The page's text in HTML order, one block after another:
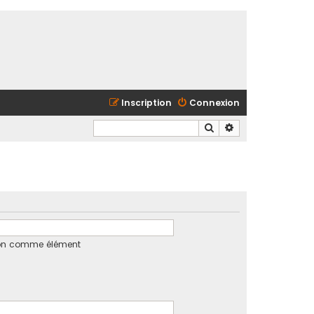
Connexion
Inscription
Rechercher
comme élément